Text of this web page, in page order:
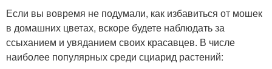
Если вы вовремя не подумали, как избавиться от мошек
в домашних цветах, вскоре будете наблюдать за
ссыханием и увяданием своих красавцев. В числе
наиболее популярных среди сциарид растений: